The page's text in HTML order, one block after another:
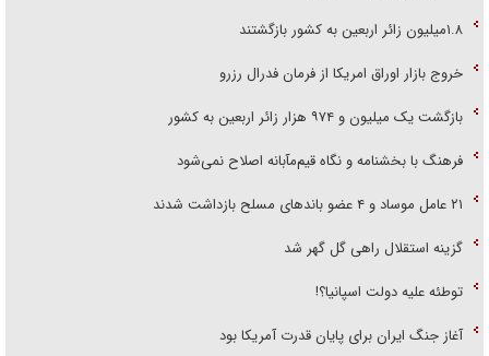
۱.۸میلیون زائر اربعین به کشور بازگشتند
خروج بازار اوراق امریکا از فرمان فدرال رزرو
بازگشت یک میلیون و ۹۷۴ هزار زائر اربعین به کشور
فرهنگ با بخشنامه و نگاه قیم‌مآبانه اصلاح نمی‌شود
۲۱ عامل موساد و ۴ عضو باند‌های مسلح بازداشت شدند
گزینه استقلال راهی گل گهر شد
توطئه علیه دولت اسپانیا؟!
آغاز جنگ ایران برای پایان قدرت آمریکا بود